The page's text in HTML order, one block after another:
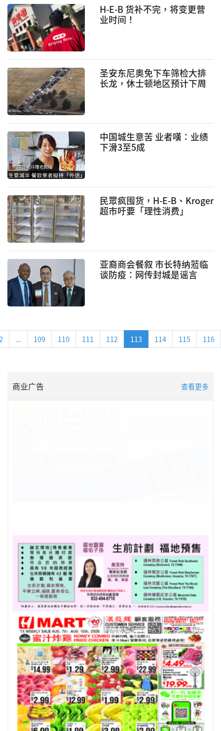
H-E-B 货补不完，将变更营
业时间！
圣安东尼奥免下车筛检大排
长龙，休士顿地区预计下周
中国城生意苦 业者嘆：业绩
下滑3至5成
民眾疯囤货，H-E-B、Kroger
超市吁要「理性消费」
亚裔商会餐叙 市长特纳蒞临
谈防疫：网传封城是谣言
... 109 110 111 112 113 114 115 116
商业广告 查看更多